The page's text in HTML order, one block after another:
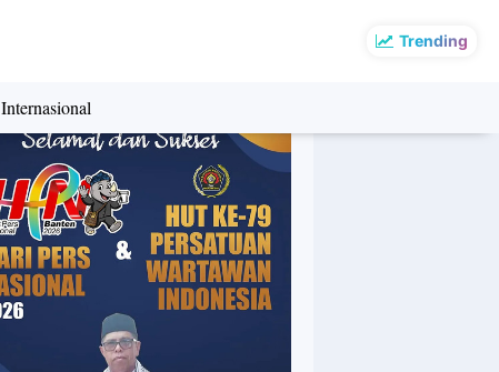
Trending
Internasional